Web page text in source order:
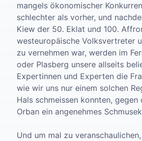
mangels ökonomischer
schlechter als vorher, und
Kiew der 50. Eklat und 100.
westeuropäische Volksvertreter
zu vernehmen war, werden im
oder Plasberg unsere allseits
Expertinnen und Experten die
wie wir uns nur einem solchen
Hals schmeissen konnten, gegen
Orban ein angenehmes
Und um mal zu